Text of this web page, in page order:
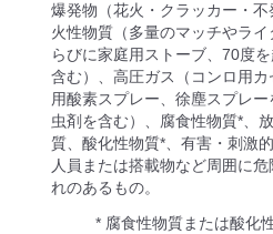
爆発物（花火・クラッカー・不
火性物質（多量のマッチやラ
らびに家庭用ストーブ、70度
含む）、高圧ガス（コンロ用
用酸素スプレー、徐塵スプレ
虫剤を含む）、腐食性物質*、
質、酸化性物質*、有害・刺激
人員または搭載物など周囲に
れのあるもの。
* 腐食性物質または酸化